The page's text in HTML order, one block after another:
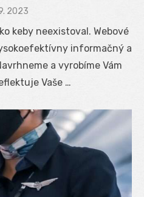
2023
keby neexistoval. Webové
informačný a
a vyrobíme Vám
Vaše …